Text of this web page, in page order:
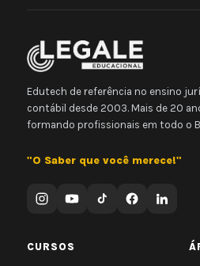
Edutech de referência no ensino
contábil desde 2003. Mais de 20
formando profissionais em todo o
"O Saber que você merece!"
CURSOS